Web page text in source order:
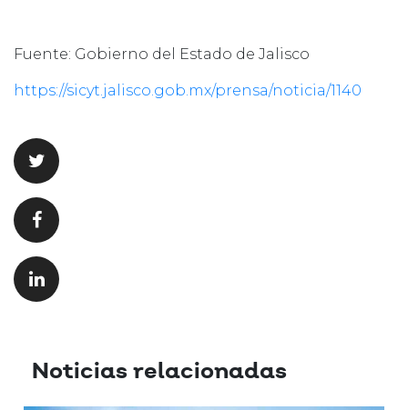
Fuente: Gobierno del Estado de Jalisco
https://sicyt.jalisco.gob.mx/prensa/noticia/1140
Noticias relacionadas